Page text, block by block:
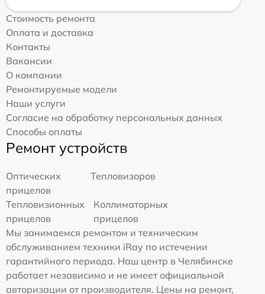
Стоимость ремонта
Оплата и доставка
Контакты
Вакансии
О компании
Ремонтируемые модели
Наши услуги
Согласие на обработку персональных данных
Способы оплаты
Ремонт устройств
Оптических
прицелов
Тепловизоров
Тепловизионных
прицелов
Коллиматорных
прицелов
Мы занимаемся ремонтом и техническим
обслуживанием техники iRay по истечении
гарантийного периода. Наш центр в Челябинске
работает независимо и не имеет официальной
авторизации от производителя. Цены на ремонт,